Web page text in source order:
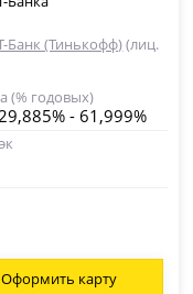
Банк (Тинькофф)(лиц.
(% годовых)
- 61,999%
Оформить карту